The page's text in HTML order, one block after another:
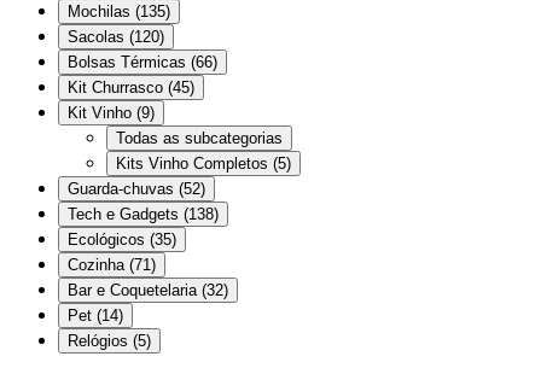
Mochilas (135)
Sacolas (120)
Bolsas Térmicas (66)
Kit Churrasco (45)
Kit Vinho (9)
Todas as subcategorias
Kits Vinho Completos (5)
Guarda-chuvas (52)
Tech e Gadgets (138)
Ecológicos (35)
Cozinha (71)
Bar e Coquetelaria (32)
Pet (14)
Relógios (5)